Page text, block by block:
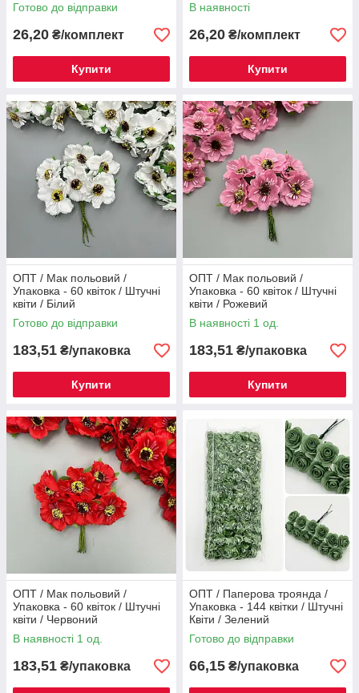
Готово до відправки
26,20 ₴/комплект
Купити
В наявності
26,20 ₴/комплект
Купити
ОПТ / Мак польовий /
Упаковка - 60 квіток / Штучні
квіти / Білий
Готово до відправки
183,51 ₴/упаковка
Купити
ОПТ / Мак польовий /
Упаковка - 60 квіток / Штучні
квіти / Рожевий
В наявності 1 од.
183,51 ₴/упаковка
Купити
ОПТ / Мак польовий /
Упаковка - 60 квіток / Штучні
квіти / Червоний
В наявності 1 од.
183,51 ₴/упаковка
ОПТ / Паперова троянда /
Упаковка - 144 квітки / Штучні
Квіти / Зелений
Готово до відправки
66,15 ₴/упаковка